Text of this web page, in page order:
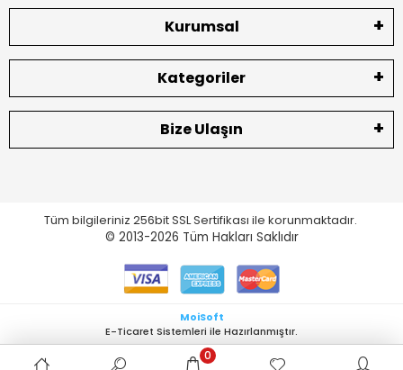
Kurumsal
Kategoriler
Bize Ulaşın
Tüm bilgileriniz 256bit SSL Sertifikası ile korunmaktadır.
© 2013-2026 Tüm Hakları Saklıdır
0
MoiSoft
E-Ticaret Sistemleri ile Hazırlanmıştır.